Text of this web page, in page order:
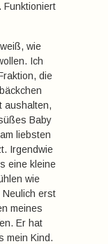
Funktioniert
wie
Ich
die
aushalten,
Baby
liebsten
Irgendwie
eine kleine
wie
Neulich erst
meines
Er hat
mein Kind.